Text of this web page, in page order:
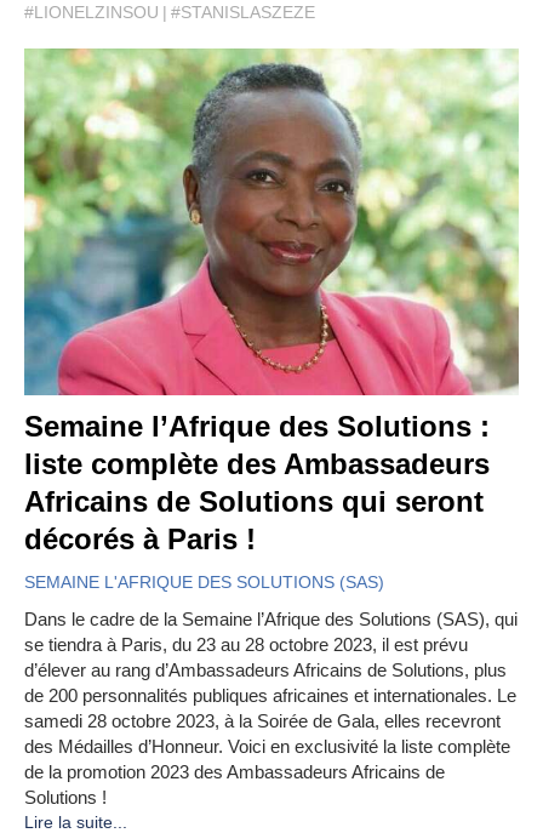
#LIONELZINSOU
#STANISLASZEZE
Semaine l’Afrique des Solutions :
liste complète des Ambassadeurs
Africains de Solutions qui seront
décorés à Paris !
SEMAINE L'AFRIQUE DES SOLUTIONS (SAS)
Dans le cadre de la Semaine l’Afrique des Solutions (SAS), qui
se tiendra à Paris, du 23 au 28 octobre 2023, il est prévu
d’élever au rang d’Ambassadeurs Africains de Solutions, plus
de 200 personnalités publiques africaines et internationales. Le
samedi 28 octobre 2023, à la Soirée de Gala, elles recevront
des Médailles d’Honneur. Voici en exclusivité la liste complète
de la promotion 2023 des Ambassadeurs Africains de
Solutions !
Lire la suite...